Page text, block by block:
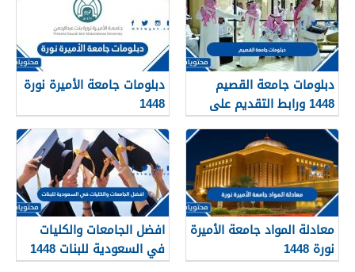
دبلومات جامعة القصيم
1448 ورابط التقديم على
دبلومات جامعة القصيم
qudcss.com
دبلومات جامعة الأميرة نورة
1448
معادلة المواد جامعة الأميرة
نورة 1448
افضل الجامعات والكليات
في السعودية للبنات 1448